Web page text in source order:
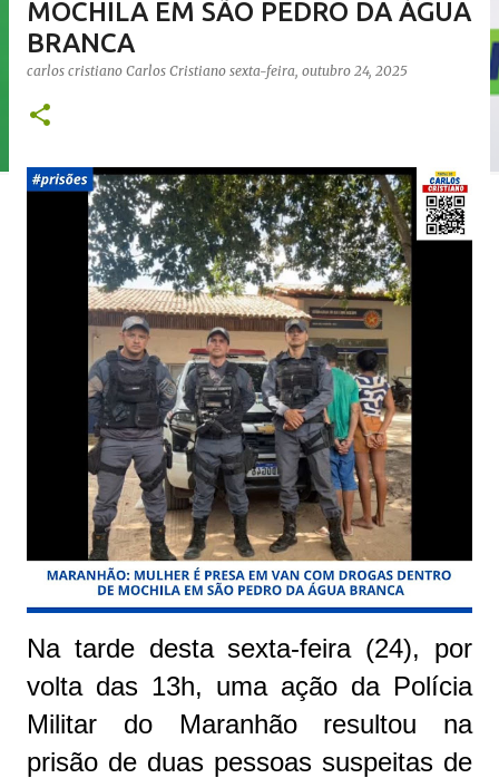
MOCHILA EM SÃO PEDRO DA ÁGUA
BRANCA
carlos cristiano Carlos Cristiano sexta-feira, outubro 24, 2025
Na tarde desta sexta-feira (24), por
volta das 13h, uma ação da Polícia
Militar do Maranhão resultou na
prisão de duas pessoas suspeitas de